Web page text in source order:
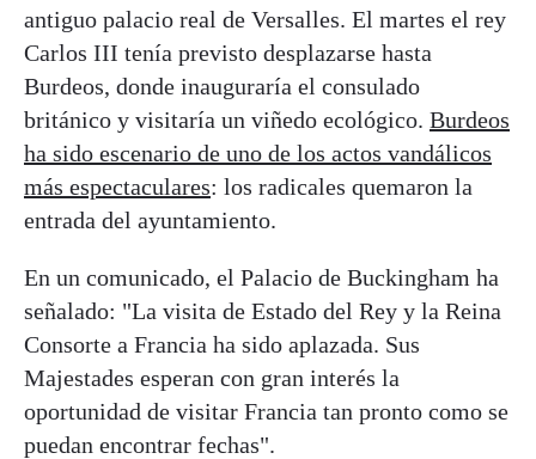
antiguo palacio real de Versalles. El martes el rey
Carlos III tenía previsto desplazarse hasta
Burdeos, donde inauguraría el consulado
británico y visitaría un viñedo ecológico. Burdeos
ha sido escenario de uno de los actos vandálicos
más espectaculares: los radicales quemaron la
entrada del ayuntamiento.
En un comunicado, el Palacio de Buckingham ha
señalado: "La visita de Estado del Rey y la Reina
Consorte a Francia ha sido aplazada. Sus
Majestades esperan con gran interés la
oportunidad de visitar Francia tan pronto como se
puedan encontrar fechas".